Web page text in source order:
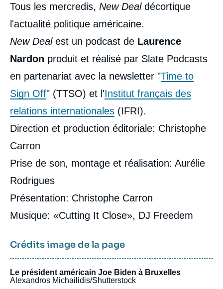
Tous les mercredis, New Deal décortique
l'actualité politique américaine.
New Dealest un podcast de Laurence
Nardon produit et réalisé par Slate Podcasts
en partenariat avec la newsletter "Time to
Sign Off" (TTSO) et l'Institut français des
relations internationales (IFRI).
Direction et production éditoriale: Christophe
Carron
Prise de son, montage et réalisation: Aurélie
Rodrigues
Présentation: Christophe Carron
Musique: «Cutting It Close», DJ Freedem
Crédits image de la page
Le président américain Joe Biden à Bruxelles
Alexandros Michailidis/Shutterstock